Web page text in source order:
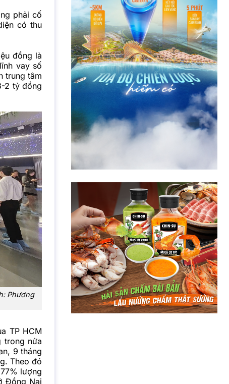
phải cố
có thu
đồng là
vay số
trung tâm
2 tỷ đồng
Phương
TP HCM
trong nửa
9 tháng
Theo đó
lượng
Đồng Nai